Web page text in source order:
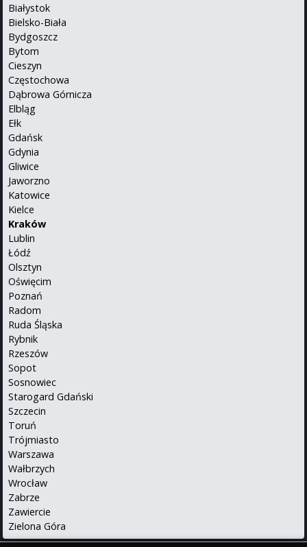
Białystok
Bielsko-Biała
Bydgoszcz
Bytom
Cieszyn
Częstochowa
Dąbrowa Górnicza
Elbląg
Ełk
Gdańsk
Gdynia
Gliwice
Jaworzno
Katowice
Kielce
Kraków
Lublin
Łódź
Olsztyn
Oświęcim
Poznań
Radom
Ruda Śląska
Rybnik
Rzeszów
Sopot
Sosnowiec
Starogard Gdański
Szczecin
Toruń
Trójmiasto
Warszawa
Wałbrzych
Wrocław
Zabrze
Zawiercie
Zielona Góra